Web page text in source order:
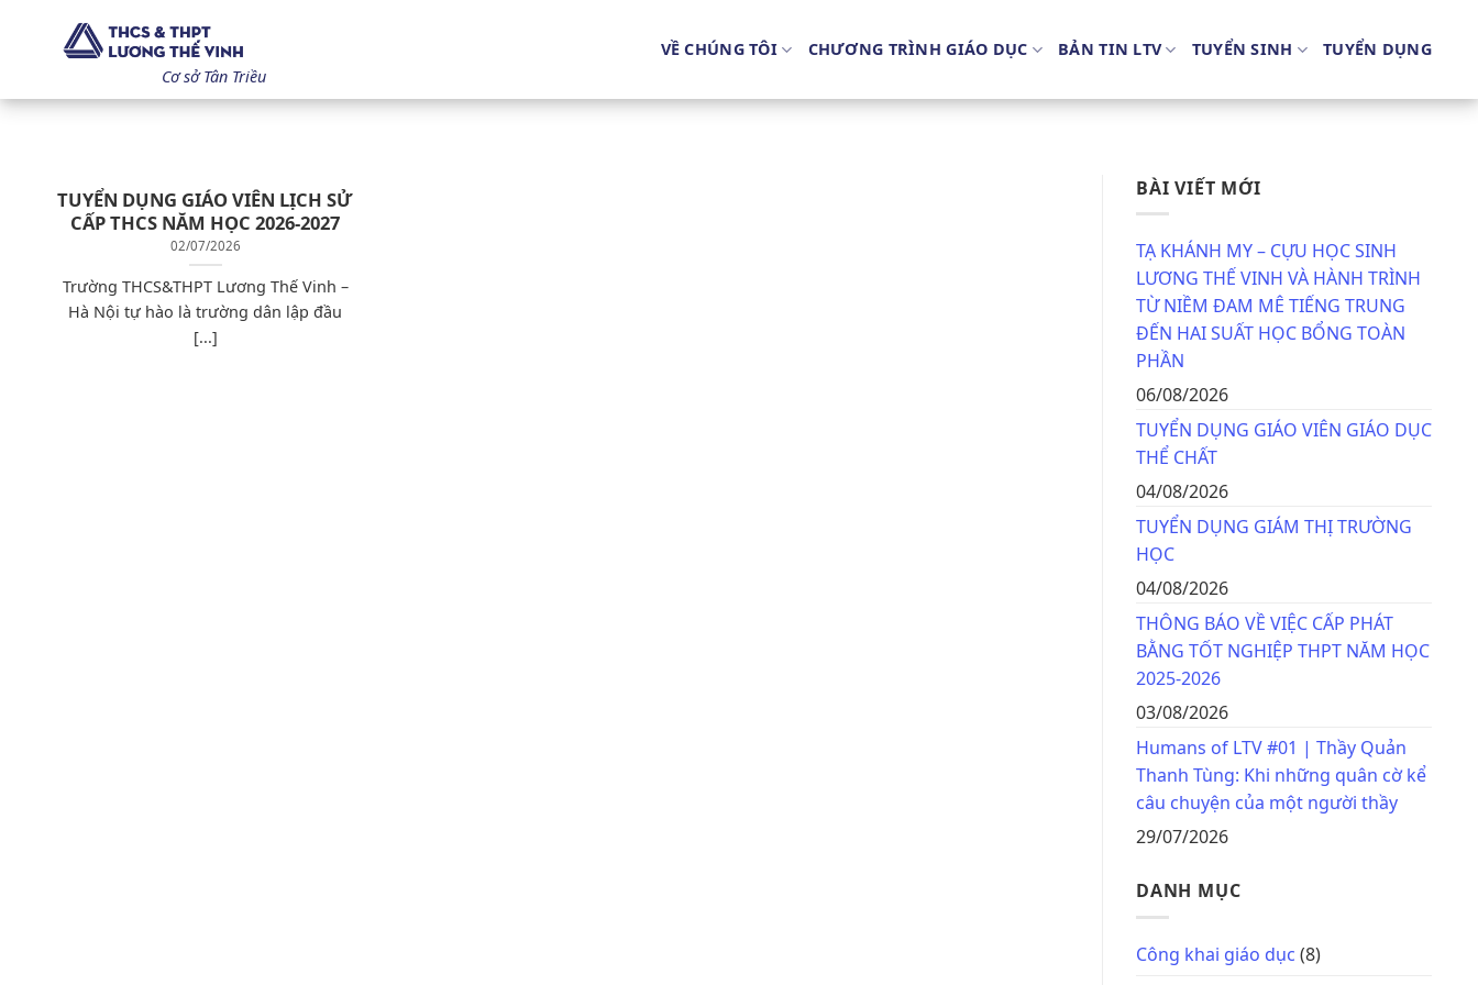
dung
Cơ sở Tân Triều
VỀ CHÚNG TÔI CHƯƠNG TRÌNH GIÁO DỤC BẢN TIN LTV TUYỂN SINH TUYỂN DỤNG
TUYỂN DỤNG GIÁO VIÊN LỊCH SỬ
CẤP THCS NĂM HỌC 2026-2027
02/07/2026
Trường THCS&THPT Lương Thế Vinh –
Hà Nội tự hào là trường dân lập đầu
[...]
BÀI VIẾT MỚI
TẠ KHÁNH MY – CỰU HỌC SINH
LƯƠNG THẾ VINH VÀ HÀNH TRÌNH
TỪ NIỀM ĐAM MÊ TIẾNG TRUNG
ĐẾN HAI SUẤT HỌC BỔNG TOÀN
PHẦN
06/08/2026
TUYỂN DỤNG GIÁO VIÊN GIÁO DỤC
THỂ CHẤT
04/08/2026
TUYỂN DỤNG GIÁM THỊ TRƯỜNG
HỌC
04/08/2026
THÔNG BÁO VỀ VIỆC CẤP PHÁT
BẰNG TỐT NGHIỆP THPT NĂM HỌC
2025-2026
03/08/2026
Humans of LTV #01 | Thầy Quản
Thanh Tùng: Khi những quân cờ kể
câu chuyện của một người thầy
29/07/2026
DANH MỤC
Công khai giáo dục (8)